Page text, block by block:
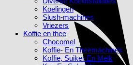
Koelingen
Slush-machines
Vriezers
Koffie en thee
Chocomel
Koffie- En Theemachines
Koffie, Suiker En Melk